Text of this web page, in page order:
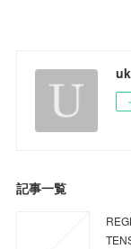
記事一覧